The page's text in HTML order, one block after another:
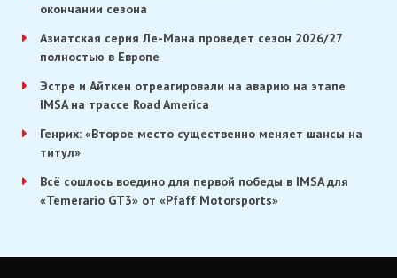
окончании сезона
Азиатская серия Ле-Мана проведет сезон 2026/27
полностью в Европе
Эстре и Айткен отреагировали на аварию на этапе
IMSA на трассе Road America
Генрих: «Второе место существенно меняет шансы на
титул»
Всё сошлось воедино для первой победы в IMSA для
«Temerario GT3» от «Pfaff Motorsports»